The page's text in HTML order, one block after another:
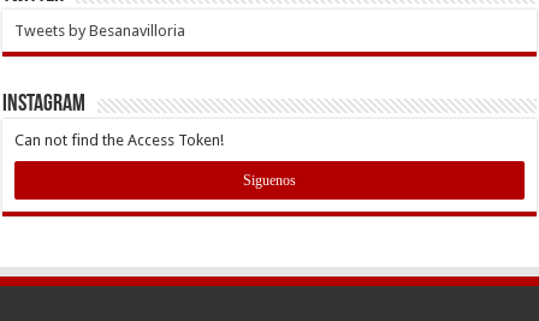
Tweets by Besanavilloria
INSTAGRAM
Can not find the Access Token!
Siguenos